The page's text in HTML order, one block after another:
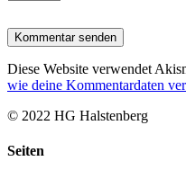
Diese Website verwendet
wie deine Kommentardaten
© 2022 HG Halstenberg
Toggle
Seiten